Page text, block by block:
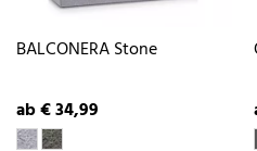
BALCONERA Stone
ab € 34,99